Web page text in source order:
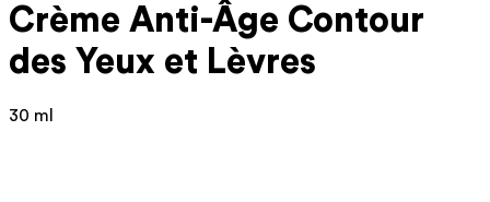
Crème Anti-Âge Contour
des Yeux et Lèvres
30 ml